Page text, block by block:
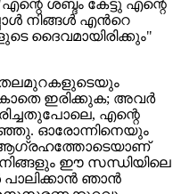
ശബ്ദം കേട്ടു എന്റെ
നിങ്ങള്‍ എൻറെ
ദൈവമായിരിക്കും"
തലമുറകളുടെയും
ഇരിക്കുക; അവർ
എന്റെ
ഓരോന്നിനെയും
ആഗ്രഹത്തോടെയാണ്
ഈ സന്ധിയിലെ
പാലിക്കാൻ ഞാന്‍